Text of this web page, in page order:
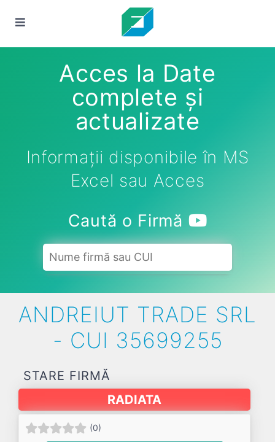
Acces la Date
complete și
actualizate
Informații disponibile în MS
Excel sau Acces
Caută o Firmă
ANDREIUT TRADE SRL
- CUI 35699255
STARE FIRMĂ
RADIATA
(0)